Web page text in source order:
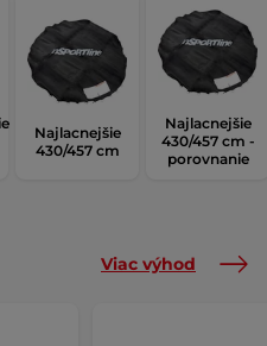
Najlacnejšie
430/457 cm
Najlacnejšie
430/457 cm -
porovnanie
Viac výhod